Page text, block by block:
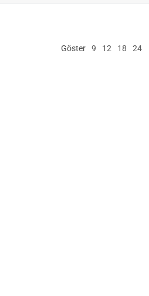
Göster 9 12 18 24